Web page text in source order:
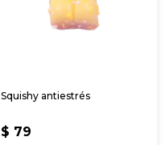
Squishy antiestrés
$ 79